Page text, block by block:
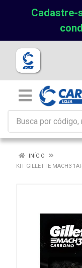
Cadastre-
INÍCIO
KIT GILLETTE MACH3